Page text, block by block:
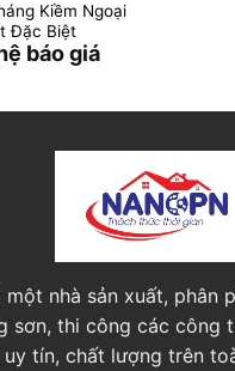
Kiềm Ngoại
Đặc Biệt
báo giá
một nhà sản xuất, phân
sơn, thi công các công
tín, chất lượng trên